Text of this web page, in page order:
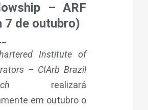
– ARF
7 de outubro)
Institute of
– CIArb Brazil
realizará
em outubro o